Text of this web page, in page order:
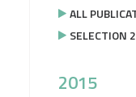
ALL
SELECTION
2015